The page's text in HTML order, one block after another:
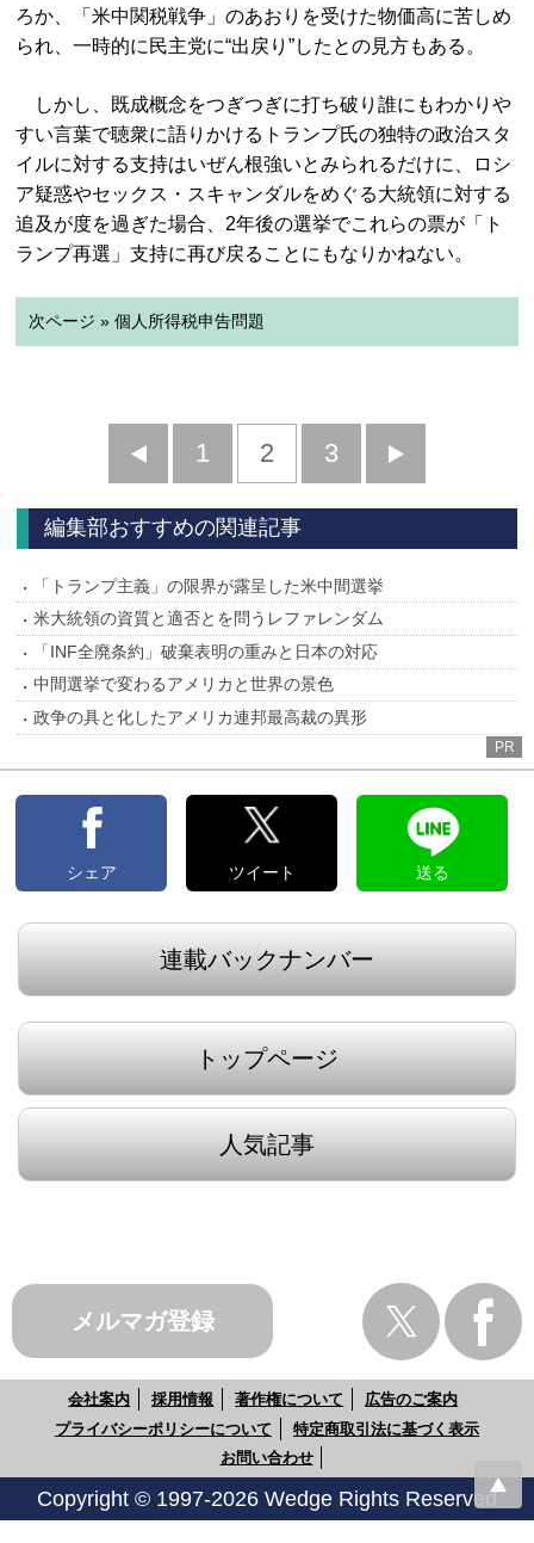
ろか、「米中関税戦争」のあおりを受けた物価高に苦しめ
られ、一時的に民主党に“出戻り”したとの見方もある。
しかし、既成概念をつぎつぎに打ち破り誰にもわかりや
すい言葉で聴衆に語りかけるトランプ氏の独特の政治スタ
イルに対する支持はいぜん根強いとみられるだけに、ロシ
ア疑惑やセックス・スキャンダルをめぐる大統領に対する
追及が度を過ぎた場合、2年後の選挙でこれらの票が「ト
ランプ再選」支持に再び戻ることにもなりかねない。
次ページ » 個人所得税申告問題
前
へ
1 2 3
へ
編集部おすすめの関連記事
「トランプ主義」の限界が露呈した米中間選挙
米大統領の資質と適否とを問うレファレンダム
「INF全廃条約」破棄表明の重みと日本の対応
中間選挙で変わるアメリカと世界の景色
政争の具と化したアメリカ連邦最高裁の異形
PR
シェア ツイート 送る
連載バックナンバー
トップページ
人気記事
メルマガ登録
会社案内 採用情報 著作権について
広告のご案内
プライバシーポリシーについて
特定商取引法に基づく表示
お問い合わせ
Copyright © 1997-2026 Wedge Rights Reserved